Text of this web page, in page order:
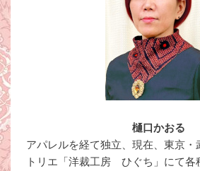
樋口かおる
アパレルを経て独立、現在、東京・
トリエ「洋裁工房 ひぐち」にて各